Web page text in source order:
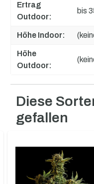
Ertrag
Outdoor:
bis
Höhe Indoor:
Höhe
Outdoor:
Produktgalerie
Diese
gefallen